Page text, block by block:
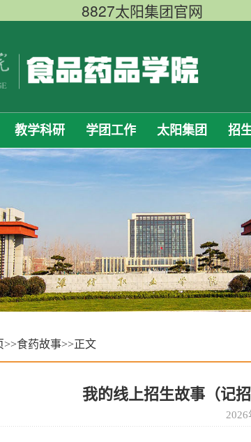
8827太阳集团官网
教学科研 学团工作 太阳集团 招
>>食药故事>>正文
我的线上招生故事（记
2026